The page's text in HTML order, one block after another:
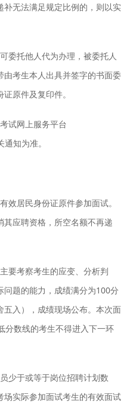
无法满足规定比例的，则以实
委托他人代为办理，被委托人
考生本人出具并签字的书面委
原件及复印件。
试网上服务平台
知为准。
效居民身份证原件参加面试。
应聘资格，所空名额不再递
要考察考生的应变、分析判
题的能力，成绩满分为100分
五入），成绩现场公布。本次面
分数线的考生不得进入下一环
少于或等于岗位招聘计划数
实际参加面试考生的有效面试